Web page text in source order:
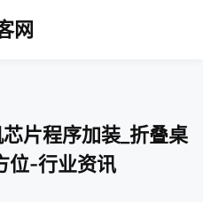
网
片程序加装_折叠桌
位-行业资讯